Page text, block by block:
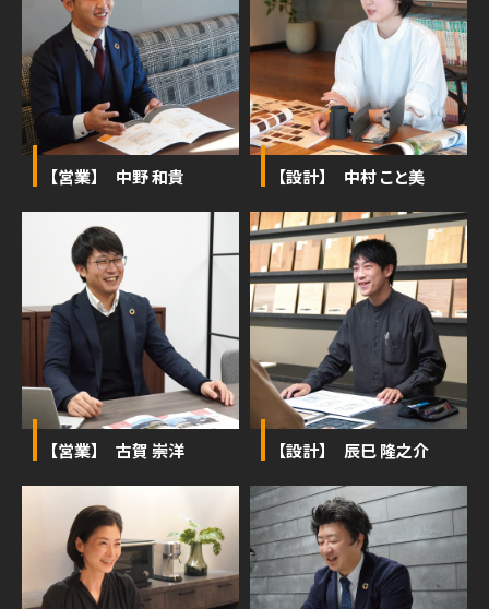
【営業】 中野 和貴 【設計】 中村 こと美
【営業】 古賀 崇洋 【設計】 辰巳 隆之介